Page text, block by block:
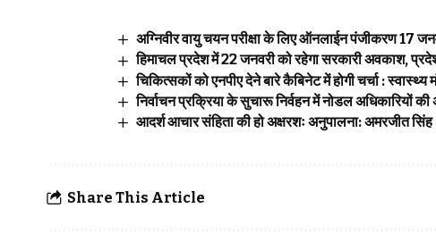
अग्निवीर वायु चयन परीक्षा के लिए ऑनलाईन पंजीकरण 17
हिमाचल प्रदेश में 22 जनवरी को रहेगा सरकारी अवकाश,
चिकित्सकों को एनपीए देने बारे कैबिनेट में होगी चर्चा : स्वास्थ्य
निर्वाचन प्रक्रिया के सुचारू निर्वहन में नोडल अधिकारियों
आदर्श आचार संहिता की हो अक्षरशः अनुपालना: अमरजीत सिंह
Share This Article